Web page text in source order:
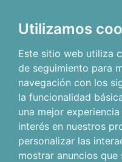
Utilizamos
Este sitio web utiliza
de seguimiento para
navegación con los
la funcionalidad
una mejor
interés en nuestros
personalizar las
mostrar anuncios que